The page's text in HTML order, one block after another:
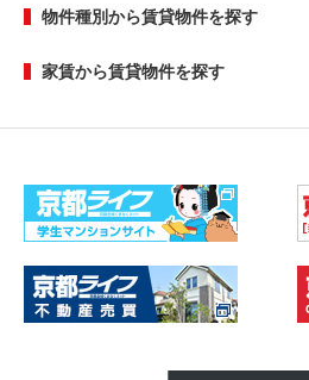
物件種別から賃貸物件を探す
家賃から賃貸物件を探す